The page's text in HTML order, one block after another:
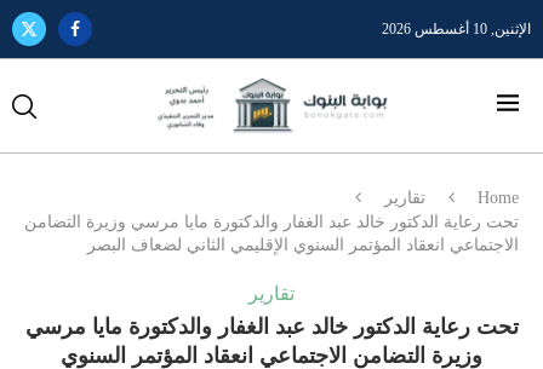
الإثنين, 10 أغسطس 2026
Home
تقارير
تحت رعاية الدكتور خالد عبد الغفار والدكتورة مايا مرسي وزيرة التضامن
الاجتماعي انعقاد المؤتمر السنوي الإقليمي الثاني لضعاف البصر
تقارير
تحت رعاية الدكتور خالد عبد الغفار والدكتورة مايا مرسي
وزيرة التضامن الاجتماعي انعقاد المؤتمر السنوي